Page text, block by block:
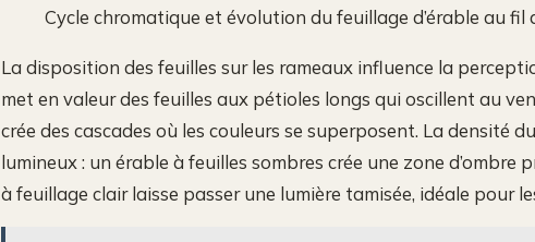
Cycle chromatique et évolution du feuillage d’érable au fil
La disposition des feuilles sur les rameaux influence la
met en valeur des feuilles aux pétioles longs qui oscillent au
crée des cascades où les couleurs se superposent. La densité
lumineux : un érable à feuilles sombres crée une zone d’ombre
à feuillage clair laisse passer une lumière tamisée, idéale pour